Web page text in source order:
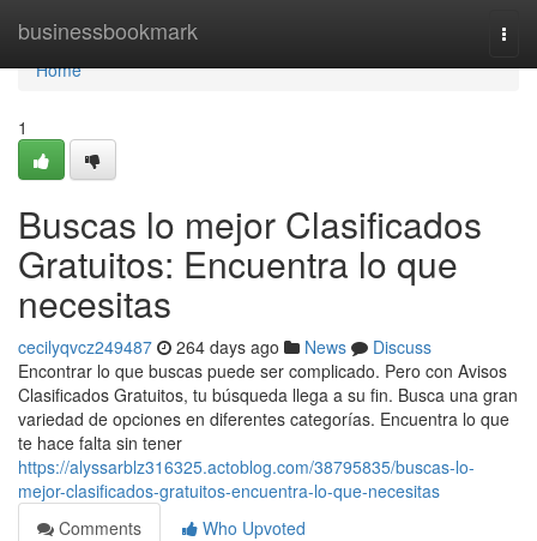
businessbookmark
Home
Home
1
Buscas lo mejor Clasificados
Gratuitos: Encuentra lo que
necesitas
cecilyqvcz249487 264 days ago News
Discuss
Encontrar lo que buscas puede ser complicado. Pero con Avisos
Clasificados Gratuitos, tu búsqueda llega a su fin. Busca una gran
variedad de opciones en diferentes categorías. Encuentra lo que
te hace falta sin tener
https://alyssarblz316325.actoblog.com/38795835/buscas-lo-
mejor-clasificados-gratuitos-encuentra-lo-que-necesitas
Comments
Who Upvoted